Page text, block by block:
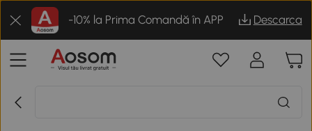
-10% la Prima Comandă în APP Descarca